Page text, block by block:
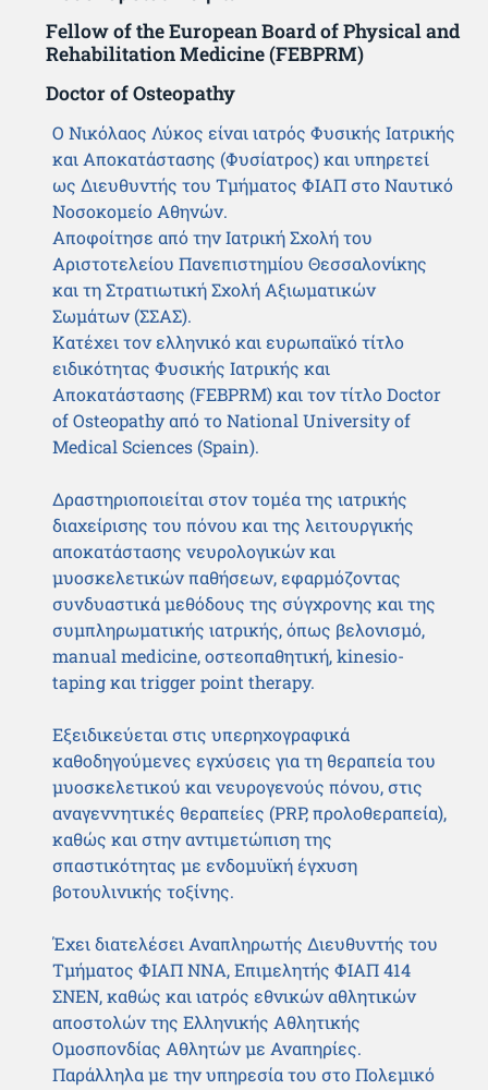
Fellow of the European Board of Physical and
Rehabilitation Medicine (FEBPRM)
Doctor of Osteopathy
Ο Νικόλαος Λύκος είναι ιατρός Φυσικής Ιατρικής
και Αποκατάστασης (Φυσίατρος) και υπηρετεί
ως Διευθυντής του Τμήματος ΦΙΑΠ στο Ναυτικό
Νοσοκομείο Αθηνών.
Αποφοίτησε από την Ιατρική Σχολή του
Αριστοτελείου Πανεπιστημίου Θεσσαλονίκης
και τη Στρατιωτική Σχολή Αξιωματικών
Σωμάτων (ΣΣΑΣ).
Κατέχει τον ελληνικό και ευρωπαϊκό τίτλο
ειδικότητας Φυσικής Ιατρικής και
Αποκατάστασης (FEBPRM) και τον τίτλο Doctor
of Osteopathy από το National University of
Medical Sciences (Spain).
Δραστηριοποιείται στον τομέα της ιατρικής
διαχείρισης του πόνου και της λειτουργικής
αποκατάστασης νευρολογικών και
μυοσκελετικών παθήσεων, εφαρμόζοντας
συνδυαστικά μεθόδους της σύγχρονης και της
συμπληρωματικής ιατρικής, όπως βελονισμό,
manual medicine, οστεοπαθητική, kinesio-
taping και trigger point therapy.
Εξειδικεύεται στις υπερηχογραφικά
καθοδηγούμενες εγχύσεις για τη θεραπεία του
μυοσκελετικού και νευρογενούς πόνου, στις
αναγεννητικές θεραπείες (PRP, προλοθεραπεία),
καθώς και στην αντιμετώπιση της
σπαστικότητας με ενδομυϊκή έγχυση
βοτουλινικής τοξίνης.
Έχει διατελέσει Αναπληρωτής Διευθυντής του
Τμήματος ΦΙΑΠ ΝΝΑ, Επιμελητής ΦΙΑΠ 414
ΣΝΕΝ, καθώς και ιατρός εθνικών αθλητικών
αποστολών της Ελληνικής Αθλητικής
Ομοσπονδίας Αθλητών με Αναπηρίες.
Παράλληλα με την υπηρεσία του στο Πολεμικό